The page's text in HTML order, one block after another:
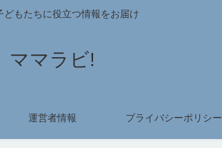
どもたちに役立つ情報をお届け
ママラビ!
運営者情報 プライバシーポリシー